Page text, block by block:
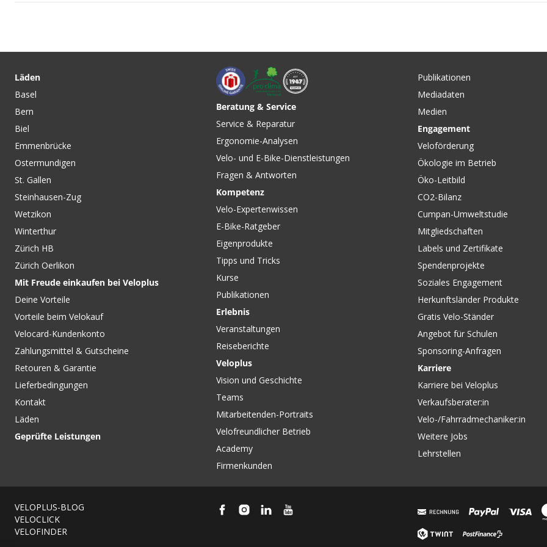
Reiseführer - von
CHF 14.90
SUPERTRAIL MAPS Bike-
Karten Spanien von
OUTKOMM
CHF 14.90 CHF 22.90
SUPERTRAIL MAPS Bike-
Karten Italien - von
OUTKOMM
MOUNTAINBIKE MAP Bike-
Karten - von HALLWAG
Läden
Basel
Bern
Biel
Emmenbrücke
Ostermundigen
St. Gallen
Steinhausen-Zug
Wetzikon
Winterthur
Zürich HB
Zürich Oerlikon
Mit Freude einkaufen bei Veloplus
Deine Vorteile
Vorteile beim Velokauf
Velocard-Kundenkonto
Zahlungsmittel & Gutscheine
Retouren & Garantie
Lieferbedingungen
Kontakt
Läden
Geprüfte Leistungen
Beratung & Service
Service & Reparatur
Ergonomie-Analysen
Velo- und E-Bike-Dienstleistungen
Fragen & Antworten
Kompetenz
Velo-Expertenwissen
E-Bike-Ratgeber
Eigenprodukte
Tipps und Tricks
Kurse
Publikationen
Erlebnis
Veranstaltungen
Reiseberichte
Veloplus
Vision und Geschichte
Teams
Mitarbeitenden-Portraits
Velofreundlicher Betrieb
Academy
Firmenkunden
Publikationen
Mediadaten
Medien
Engagement
Veloförderung
Ökologie im Betrieb
Öko-Leitbild
CO2-Bilanz
Cumpan-Umweltstudie
Mitgliedschaften
Labels und Zertifikate
Spendenprojekte
Soziales Engagement
Herkunftsländer Produkte
Gratis Velo-Ständer
Angebot für Schulen
Sponsoring-Anfragen
Karriere
Karriere bei Veloplus
Verkaufsberater:in
Velo-/Fahrradmechaniker:in
Weitere Jobs
Lehrstellen
VELOPLUS-BLOG
VELOCLICK
VELOFINDER